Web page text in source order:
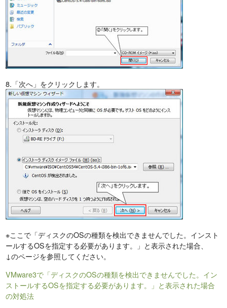
8.「次へ」をクリックします。
※ここで「ディスクのOSの種類を検出できませんでした。インスト
ールするOSを指定する必要があります。」と表示された場合、
↓のページを参照してください。
VMware3で「ディスクのOSの種類を検出できませんでした。イン
ストールするOSを指定する必要があります。」と表示された場合
の対処法